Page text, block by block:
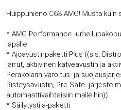
Huippuhieno C63 AMG! Musta kuin
* AMG Performance -
läpälle
* Ajoavustinpaketti Plus ((sis.
jarrut, aktiivinen katveavustin ja
Peräkolarin varoitus- ja
Risteysavustin, Pre Safe -
automaattivaihteisiin malleihin))
* Säilytystila-paketti